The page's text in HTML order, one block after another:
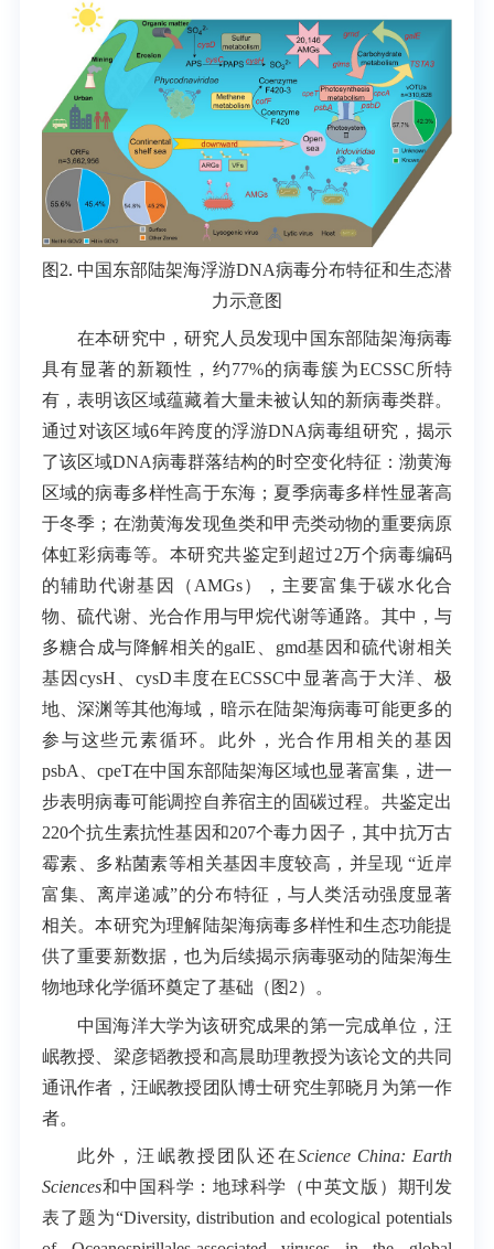
图2. 中国东部陆架海浮游DNA病毒分布特征和生态潜
力示意图
在本研究中，研究人员发现中国东部陆架海病毒
具有显著的新颖性，约77%的病毒簇为ECSSC所特
有，表明该区域蕴藏着大量未被认知的新病毒类群。
通过对该区域6年跨度的浮游DNA病毒组研究，揭示
了该区域DNA病毒群落结构的时空变化特征：渤黄海
区域的病毒多样性高于东海；夏季病毒多样性显著高
于冬季；在渤黄海发现鱼类和甲壳类动物的重要病原
体虹彩病毒等。本研究共鉴定到超过2万个病毒编码
的辅助代谢基因（AMGs），主要富集于碳水化合
物、硫代谢、光合作用与甲烷代谢等通路。其中，与
多糖合成与降解相关的galE、gmd基因和硫代谢相关
基因cysH、cysD丰度在ECSSC中显著高于大洋、极
地、深渊等其他海域，暗示在陆架海病毒可能更多的
参与这些元素循环。此外，光合作用相关的基因
psbA、cpeT在中国东部陆架海区域也显著富集，进一
步表明病毒可能调控自养宿主的固碳过程。共鉴定出
220个抗生素抗性基因和207个毒力因子，其中抗万古
霉素、多粘菌素等相关基因丰度较高，并呈现 “近岸
富集、离岸递减”的分布特征，与人类活动强度显著
相关。本研究为理解陆架海病毒多样性和生态功能提
供了重要新数据，也为后续揭示病毒驱动的陆架海生
物地球化学循环奠定了基础（图2）。
中国海洋大学为该研究成果的第一完成单位，汪
岷教授、梁彦韬教授和高晨助理教授为该论文的共同
通讯作者，汪岷教授团队博士研究生郭晓月为第一作
者。
此外，汪岷教授团队还在Science China: Earth
Sciences和中国科学：地球科学（中英文版）期刊发
表了题为“Diversity, distribution and ecological potentials